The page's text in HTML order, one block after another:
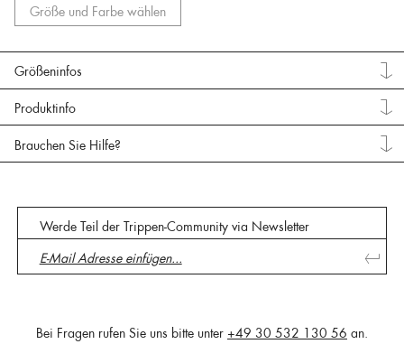
Größe und Farbe wählen
Größeninfos
Produktinfo
Brauchen Sie Hilfe?
Werde Teil der Trippen-Community via Newsletter
Bei Fragen rufen Sie uns bitte unter +49 30 532 130 56 an.